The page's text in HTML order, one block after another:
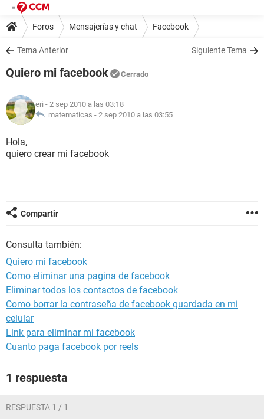
Foros Mensajerías y chat Facebook
Tema Anterior Siguiente Tema
Quiero mi facebook Cerrado
eri - 2 sep 2010 a las 03:18
matematicas - 2 sep 2010 a las 03:55
Hola,
quiero crear mi facebook
Compartir
Consulta también:
Quiero mi facebook
Como eliminar una pagina de facebook
Eliminar todos los contactos de facebook
Como borrar la contraseña de facebook guardada en mi
celular
Link para eliminar mi facebook
Cuanto paga facebook por reels
1 respuesta
RESPUESTA 1 / 1